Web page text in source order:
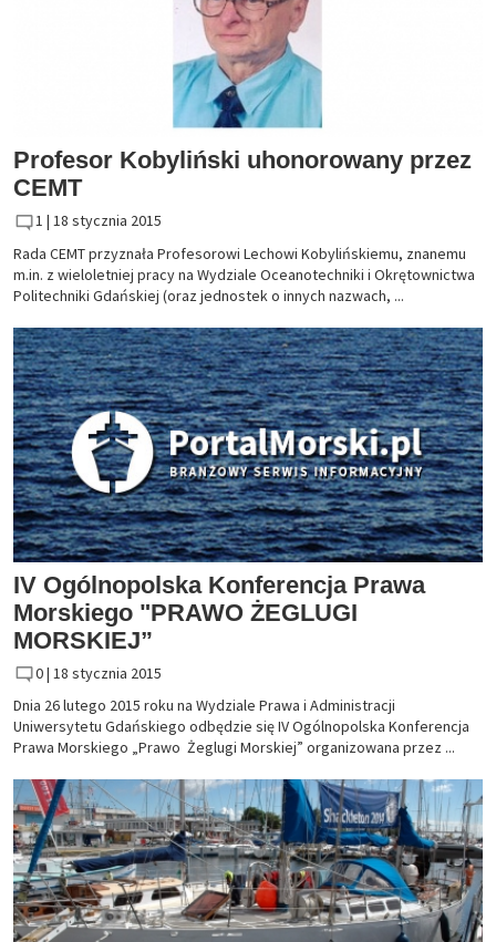
Profesor Kobyliński uhonorowany przez
CEMT
1 | 18 stycznia 2015
Rada CEMT przyznała Profesorowi Lechowi Kobylińskiemu, znanemu
m.in. z wieloletniej pracy na Wydziale Oceanotechniki i Okrętownictwa
Politechniki Gdańskiej (oraz jednostek o innych nazwach, ...
IV Ogólnopolska Konferencja Prawa
Morskiego "PRAWO ŻEGLUGI
MORSKIEJ”
0 | 18 stycznia 2015
Dnia 26 lutego 2015 roku na Wydziale Prawa i Administracji
Uniwersytetu Gdańskiego odbędzie się IV Ogólnopolska Konferencja
Prawa Morskiego „Prawo Żeglugi Morskiej” organizowana przez ...